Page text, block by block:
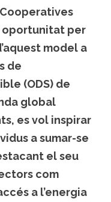
oportunitat per
model a
de
(ODS) de
global
es vol inspirar
a sumar-se
el seu
com
a l’energia